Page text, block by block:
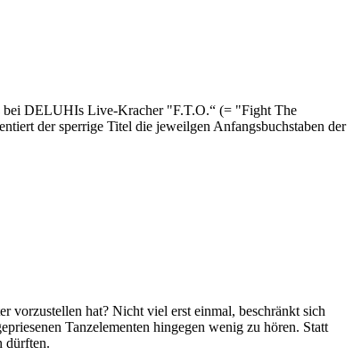
bei DELUHIs Live-Kracher "F.T.O.“ (= "Fight The
der sperrige Titel die jeweilgen Anfangsbuchstaben der
vorzustellen hat? Nicht viel erst einmal, beschränkt sich
Tanzelementen hingegen wenig zu hören. Statt
dürften.